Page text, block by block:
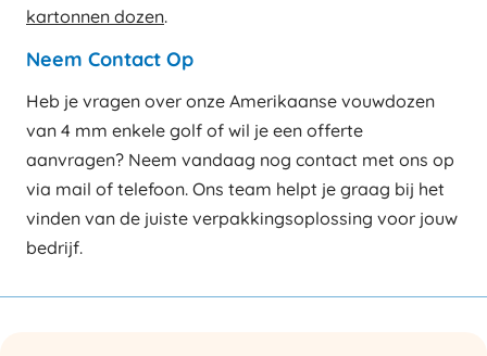
kartonnen dozen.
Neem Contact Op
Heb je vragen over onze Amerikaanse vouwdozen
van 4 mm enkele golf of wil je een offerte
aanvragen? Neem vandaag nog contact met ons op
via mail of telefoon. Ons team helpt je graag bij het
vinden van de juiste verpakkingsoplossing voor jouw
bedrijf.